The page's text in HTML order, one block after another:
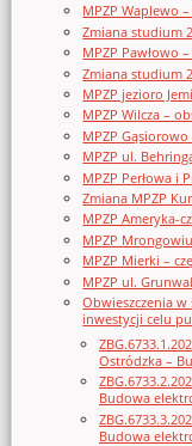
MPZP Waplewo –
Zmiana studium
MPZP Pawłowo –
Zmiana studium
MPZP jezioro
MPZP Wilcza –
MPZP Gąsiorowo
MPZP ul.
MPZP Perłowa i
Zmiana MPZP
MPZP Ameryka-
MPZP
MPZP Mierki –
MPZP ul.
Obwieszczenia
inwestycji celu
Ostródzka –
Budowa
Budowa